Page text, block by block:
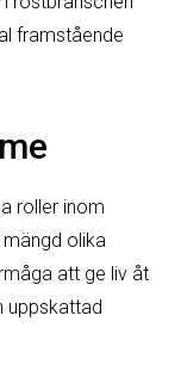
framstående
roller inom
olika
att ge liv åt
uppskattad